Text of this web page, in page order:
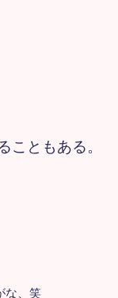
こともある。
な、笑